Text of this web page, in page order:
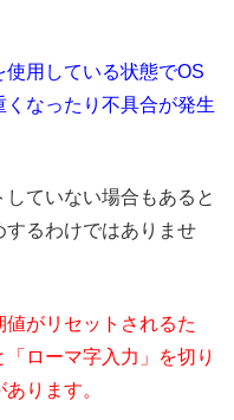
使用している状態でOS
なったり不具合が発生
ていない場合もあると
するわけではありませ
がリセットされるた
ローマ字入力」を切り
ります。